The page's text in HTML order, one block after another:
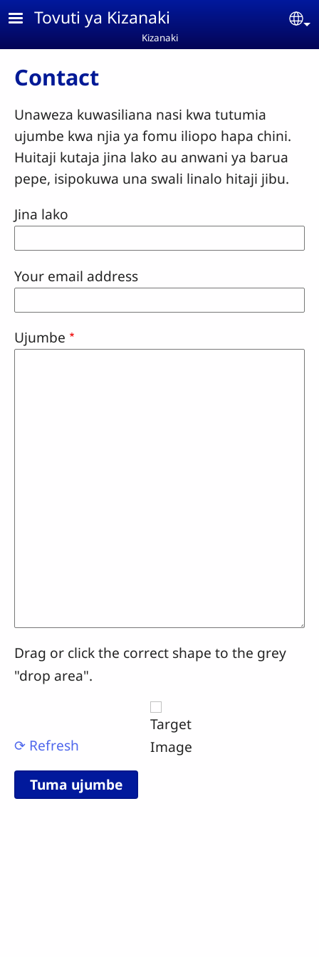
Skip to main content
Tovuti ya Kizanaki
Kizanaki
Contact
Unaweza kuwasiliana nasi kwa tutumia
ujumbe kwa njia ya fomu iliopo hapa chini.
Huitaji kutaja jina lako au anwani ya barua
pepe, isipokuwa una swali linalo hitaji jibu.
Jina lako
Your email address
Ujumbe
Drag or click the correct shape to the grey
"drop area".
⟳ Refresh